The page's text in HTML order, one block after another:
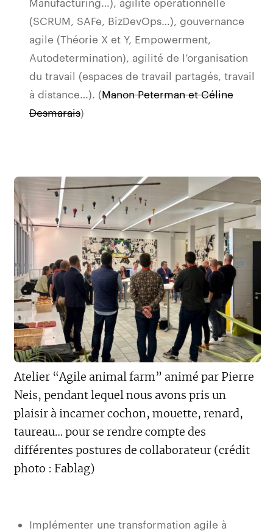
Manufacturing…), agilité opérationnelle
(SCRUM, SAFe, BizDevOps…), gouvernance
agile (Théorie X et Y, Empowerment,
Autodetermination), agilité de l’organisation
du travail (espaces de travail partagés, travail
à distance…). (Manon Peterman et Céline
Desmarais)
Atelier “Agile animal farm” animé par Pierre
Neis, pendant lequel nous avons pris un
plaisir à incarner cochon, mouette, renard,
taureau… pour se rendre compte des
différentes postures de collaborateur (crédit
photo : Fablag)
Implémenter une transformation agile à